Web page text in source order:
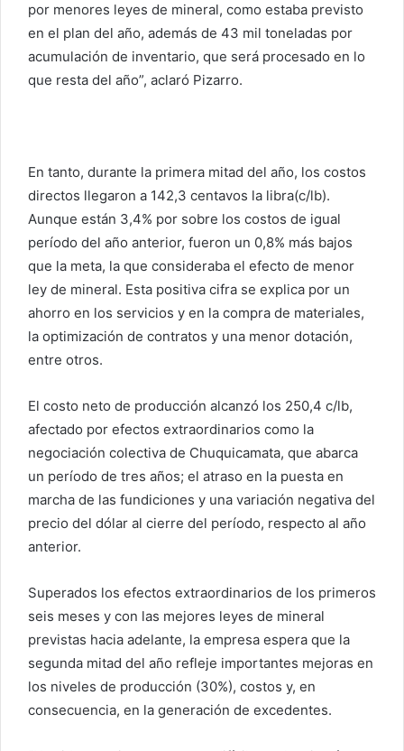
por menores leyes de mineral, como estaba previsto
en el plan del año, además de 43 mil toneladas por
acumulación de inventario, que será procesado en lo
que resta del año”, aclaró Pizarro.
En tanto, durante la primera mitad del año, los costos
directos llegaron a 142,3 centavos la libra(c/lb).
Aunque están 3,4% por sobre los costos de igual
período del año anterior, fueron un 0,8% más bajos
que la meta, la que consideraba el efecto de menor
ley de mineral. Esta positiva cifra se explica por un
ahorro en los servicios y en la compra de materiales,
la optimización de contratos y una menor dotación,
entre otros.
El costo neto de producción alcanzó los 250,4 c/lb,
afectado por efectos extraordinarios como la
negociación colectiva de Chuquicamata, que abarca
un período de tres años; el atraso en la puesta en
marcha de las fundiciones y una variación negativa del
precio del dólar al cierre del período, respecto al año
anterior.
Superados los efectos extraordinarios de los primeros
seis meses y con las mejores leyes de mineral
previstas hacia adelante, la empresa espera que la
segunda mitad del año refleje importantes mejoras en
los niveles de producción (30%), costos y, en
consecuencia, en la generación de excedentes.